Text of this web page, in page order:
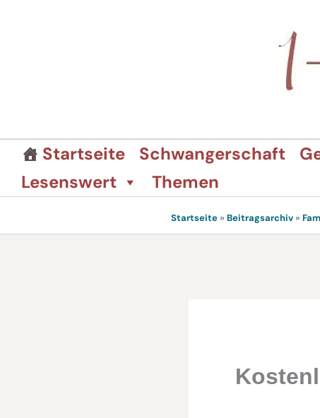
Startseite Schwangerschaft
Lesenswert
Themen
Startseite» Beitragsarchiv»